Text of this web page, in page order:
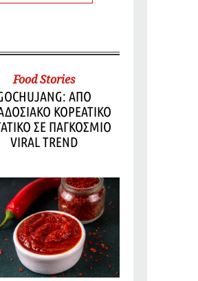
Food Stories
ΑΠΟ
ΚΟΡΕΑΤΙΚΟ
ΣΕ ΠΑΓΚΟΣΜΙΟ
VIRAL TREND